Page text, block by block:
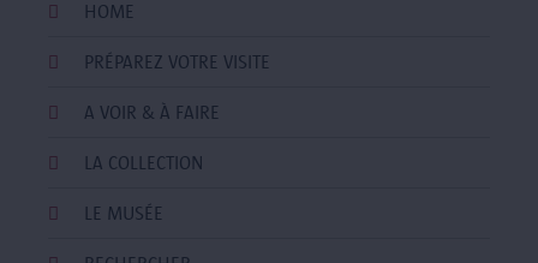
HOME
PRÉPAREZ VOTRE VISITE
A VOIR & À FAIRE
LA COLLECTION
LE MUSÉE